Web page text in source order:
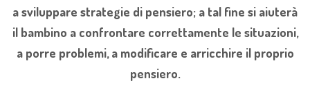
a sviluppare strategie di pensiero; a tal fine si aiuterà
il bambino a confrontare correttamente le situazioni,
a porre problemi, a modificare e arricchire il proprio
pensiero.